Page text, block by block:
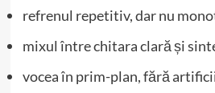
refrenul repetitiv, dar nu
mixul între chitara clară și
vocea în prim-plan, fără